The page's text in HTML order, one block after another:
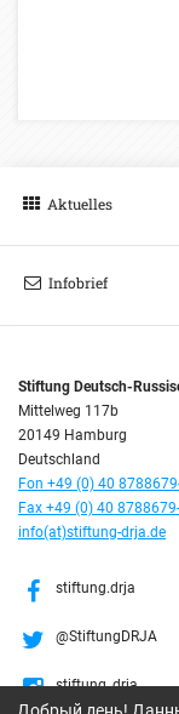
Aktuelles
Infobrief
Stiftung Deutsch-
Mittelweg 117b
20149 Hamburg
Deutschland
Fon +49 (0) 40
Fax +49 (0) 40
info(at)stiftung-drja.de
stiftung.drja
@StiftungDRJA
stiftung_drja